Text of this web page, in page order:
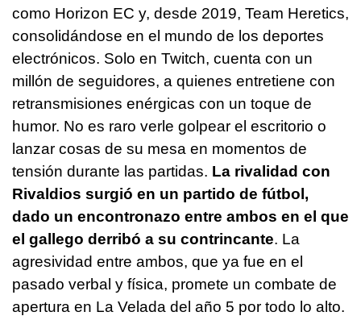
como Horizon EC y, desde 2019, Team Heretics,
consolidándose en el mundo de los deportes
electrónicos. Solo en Twitch, cuenta con un
millón de seguidores, a quienes entretiene con
retransmisiones enérgicas con un toque de
humor. No es raro verle golpear el escritorio o
lanzar cosas de su mesa en momentos de
tensión durante las partidas. La rivalidad con
Rivaldios surgió en un partido de fútbol,
dado un encontronazo entre ambos en el que
el gallego derribó a su contrincante. La
agresividad entre ambos, que ya fue en el
pasado verbal y física, promete un combate de
apertura en La Velada del año 5 por todo lo alto.